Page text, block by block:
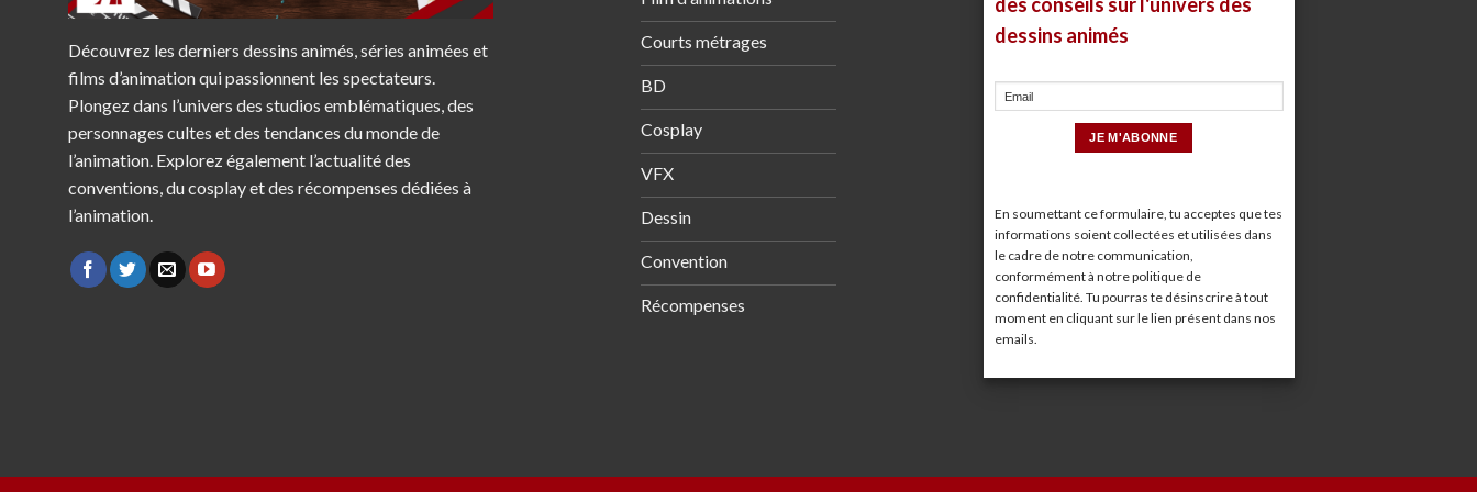
Découvrez les derniers dessins animés, séries animées et
films d’animation qui passionnent les spectateurs.
Plongez dans l’univers des studios emblématiques, des
personnages cultes et des tendances du monde de
l’animation. Explorez également l’actualité des
conventions, du cosplay et des récompenses dédiées à
l’animation.
Courts métrages
BD
Cosplay
VFX
Dessin
Convention
Récompenses
dessins animés
En soumettant ce formulaire, tu acceptes que tes
informations soient collectées et utilisées dans
le cadre de notre communication,
conformément à notrepolitique de
confidentialité. Tu pourras te désinscrire à tout
moment en cliquant sur le lien présent dans nos
emails.